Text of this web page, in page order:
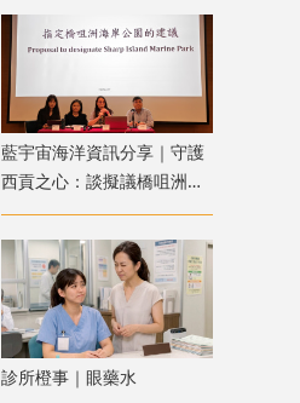
藍宇宙海洋資訊分享｜守護
西貢之心：談擬議橋咀洲海
岸公園的挑戰與期待
診所橙事｜眼藥水